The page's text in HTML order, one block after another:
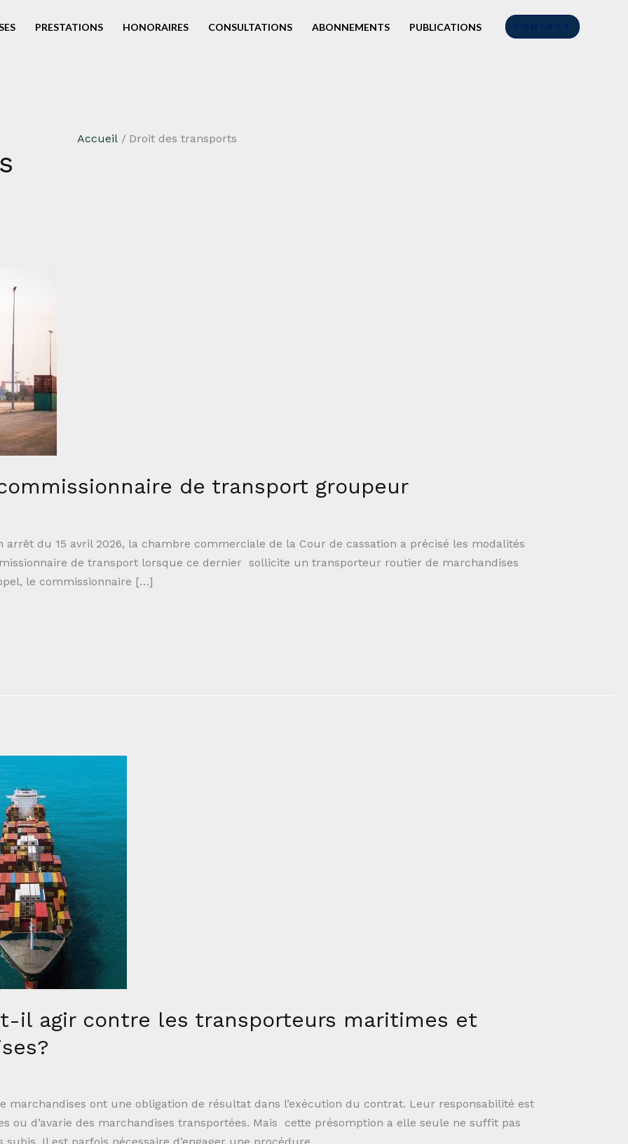
PRESTATIONS HONORAIRES CONSULTATIONS ABONNEMENTS PUBLICATIONS CONTACT
Accueil Droit des transports
de transport groupeur
arrêt du 15 avril 2026, la chambre commerciale de la Cour de cassation a précisé les modalités
de transport lorsque ce dernier sollicite un transporteur routier de marchandises
le commissionnaire […]
il agir contre les transporteurs maritimes et
marchandises ont une obligation de résultat dans l’exécution du contrat. Leur responsabilité est
ou d’avarie des marchandises transportées. Mais cette présomption a elle seule ne suffit pas